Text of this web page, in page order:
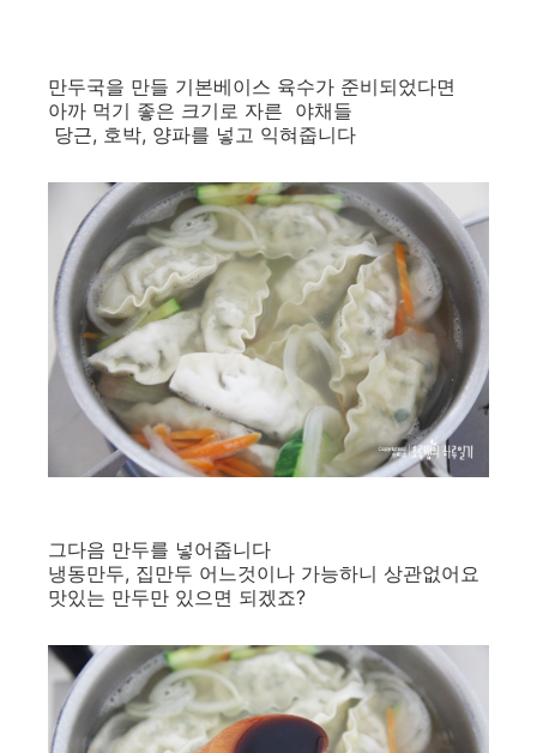
만두국을 만들 기본베이스 육수가 준비되었다면
아까 먹기 좋은 크기로 자른 야채들
당근, 호박, 양파를 넣고 익혀줍니다
그다음 만두를 넣어줍니다
냉동만두, 집만두 어느것이나 가능하니 상관없어요
맛있는 만두만 있으면 되겠죠?